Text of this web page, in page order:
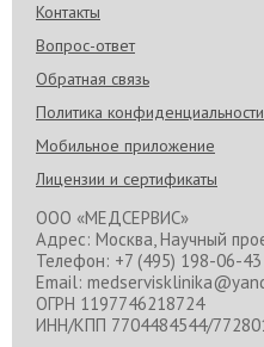
Контакты
Вопрос-ответ
Обратная связь
Политика конфиденциальности
Мобильное приложение
Лицензии и сертификаты
ООО «МЕДСЕРВИС»
Адрес: Москва, Научный
Телефон: +7 (495) 198-06-43
Email:
ОГРН 1197746218724
ИНН/КПП 7704484544/